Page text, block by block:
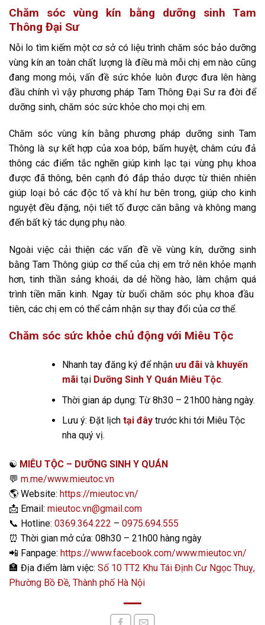
Chăm sóc vùng kín bằng dưỡng sinh Tam
Thông Đại Sư
Nỗi lo tìm kiếm một cơ sở có liệu trình chăm sóc bảo dưỡng
vùng kín an toàn chất lượng là điều mà mỗi chị em nào cũng
đang mong mỏi, vấn đề sức khỏe luôn được đưa lên hàng
đầu chính vì vậy phương pháp Tam Thông Đại Sư ra đời để
dưỡng sinh, chăm sóc sức khỏe cho mọi chị em.
Chăm sóc vùng kín bằng phương pháp dưỡng sinh Tam
Thông là sự kết hợp của xoa bóp, bấm huyệt, châm cứu đả
thông các điểm tắc nghẽn giúp kinh lạc tại vùng phụ khoa
được đã thông, bên cạnh đó đắp thảo dược từ thiên nhiên
giúp loại bỏ các độc tố và khí hư bên trong, giúp cho kinh
nguyệt đều đặng, nội tiết tố được căn bằng và không mang
đến bất kỳ tác dụng phụ nào.
Ngoài việc cải thiện các vấn đề về vùng kín, dưỡng sinh
bằng Tam Thông giúp cơ thể của chị em trở nên khỏe mạnh
hơn, tinh thần sảng khoái, da dẻ hồng hào, làm chậm quá
trình tiền mãn kinh. Ngay từ buổi chăm sóc phụ khoa đầu
tiên, các chị em có thể cảm nhận sự thay đổi của cơ thể.
Chăm sóc sức khỏe chủ động với Miêu Tộc
Nhanh tay đăng ký để nhận ưu đãivà khuyến
mãitại Dưỡng Sinh Y Quán Miêu Tộc.
Thời gian áp dụng: Từ 8h30 – 21h00 hàng ngày.
Lưu ý: Đặt lịchtại đâytrước khi tới Miêu Tộc
nha quý vị.
☯️ MIÊU TỘC – DƯỠNG SINH Y QUÁN
💬 m.me/www.mieutoc.vn
🌎 Website: https://mieutoc.vn/
📩 Email: mieutoc.vn@gmail.com
📞 Hotline: 0369.364.222 – 0975.694.555
⏰ Thời gian mở cửa: 08h30 – 21h00 hàng ngày
📲 Fanpage: https://www.facebook.com/www.mieutoc.vn/
🏣 Địa điểm làm việc: Số 10 TT2 Khu Tái Định Cư Ngọc Thuỵ,
Phường Bồ Đề, Thành phố Hà Nội